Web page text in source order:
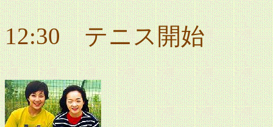
12:30 テニス開始